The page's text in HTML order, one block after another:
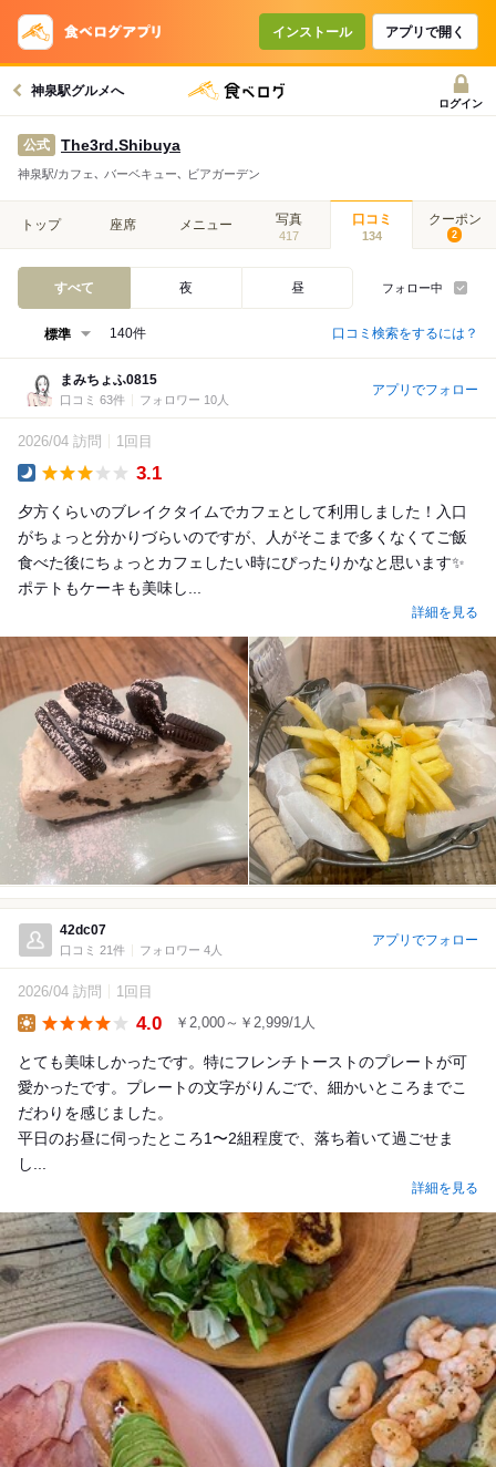
インストール アプリで開く
神泉駅グルメへ
ログイン
公式 The3rd.Shibuya
神泉駅/カフェ､ バーベキュー､ ビアガーデン
トップ 座席 メニュー 写真
417
口コミ
134
クーポン
2
すべて 夜 昼 フォロー中
140件 口コミ検索をするには？
まみちょふ0815
口コミ 63件 フォロワー 10人
アプリでフォロー
2026/04 訪問 1回目
3.1
夕方くらいのブレイクタイムでカフェとして利用しました！入口
がちょっと分かりづらいのですが、人がそこまで多くなくてご飯
食べた後にちょっとカフェしたい時にぴったりかなと思います✨
ポテトもケーキも美味し...
詳細を見る
42dc07
口コミ 21件 フォロワー 4人
アプリでフォロー
2026/04 訪問 1回目
4.0 ￥2,000～￥2,999/1人
とても美味しかったです。特にフレンチトーストのプレートが可
愛かったです。プレートの文字がりんごで、細かいところまでこ
だわりを感じました。
平日のお昼に伺ったところ1〜2組程度で、落ち着いて過ごせま
し...
詳細を見る